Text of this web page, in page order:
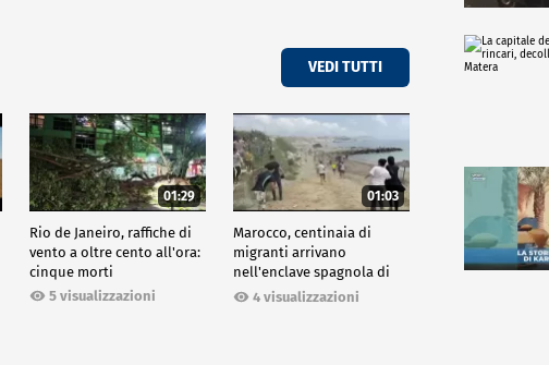
VEDI TUTTI
01:29
Rio de Janeiro, raffiche di
vento a oltre cento all'ora:
cinque morti
5 visualizzazioni
01:03
Marocco, centinaia di
migranti arrivano
nell'enclave spagnola di
Ceuta4 visualizzazioni